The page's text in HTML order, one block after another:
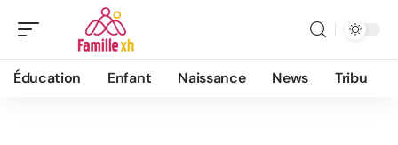
Éducation Enfant Naissance News Tribu